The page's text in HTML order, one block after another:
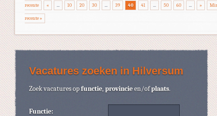
recente « ... 10 20 30 ... 39 40 41 ... 50 60 ... »
recente »
Vacatures zoeken in Hilversum
Zoek vacatures opfunctie,provincieen/ofplaats.
Functie: